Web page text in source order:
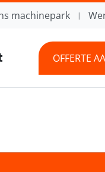
machinepark
OFFERTE